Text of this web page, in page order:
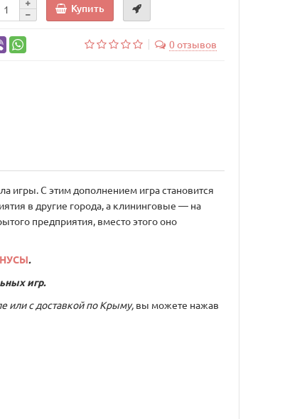
Купить
0 отзывов
игры. С этим дополнением игра становится
в другие города, а клининговые — на
предприятия, вместо этого оно
.
игр.
или с доставкой по Крыму, вы можете нажав